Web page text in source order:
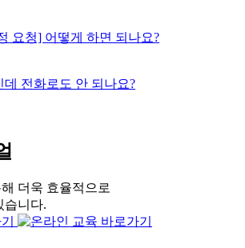
요청] 어떻게 하면 되나요?
데 전화로도 안 되나요?
더욱 효율적으로
습니다.